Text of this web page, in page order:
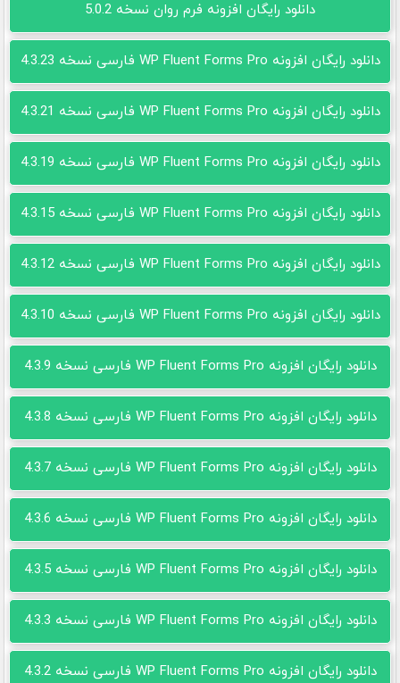
دانلود رایگان افزونه فرم روان نسخه 5.0.2
دانلود رایگان افزونه WP Fluent Forms Pro فارسی نسخه 4.3.23
دانلود رایگان افزونه WP Fluent Forms Pro فارسی نسخه 4.3.21
دانلود رایگان افزونه WP Fluent Forms Pro فارسی نسخه 4.3.19
دانلود رایگان افزونه WP Fluent Forms Pro فارسی نسخه 4.3.15
دانلود رایگان افزونه WP Fluent Forms Pro فارسی نسخه 4.3.12
دانلود رایگان افزونه WP Fluent Forms Pro فارسی نسخه 4.3.10
دانلود رایگان افزونه WP Fluent Forms Pro فارسی نسخه 4.3.9
دانلود رایگان افزونه WP Fluent Forms Pro فارسی نسخه 4.3.8
دانلود رایگان افزونه WP Fluent Forms Pro فارسی نسخه 4.3.7
دانلود رایگان افزونه WP Fluent Forms Pro فارسی نسخه 4.3.6
دانلود رایگان افزونه WP Fluent Forms Pro فارسی نسخه 4.3.5
دانلود رایگان افزونه WP Fluent Forms Pro فارسی نسخه 4.3.3
دانلود رایگان افزونه WP Fluent Forms Pro فارسی نسخه 4.3.2